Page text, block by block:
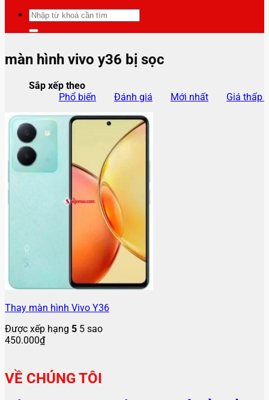
Tìm
kiếm:
màn hình vivo y36 bị sọc
Sắp xếp theo
Phổ biến
Đánh giá Mới nhất Giá thấp
Thay màn hình Vivo Y36
Được xếp hạng 5 5 sao
450.000₫
VỀ CHÚNG TÔI